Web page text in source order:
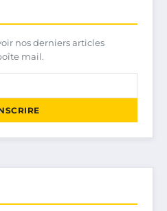
nos derniers articles
mail.